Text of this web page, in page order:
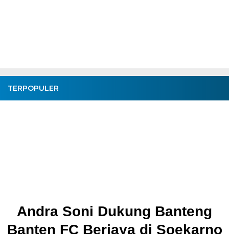
TERPOPULER
Andra Soni Dukung Banteng
Banten FC Berjaya di Soekarno